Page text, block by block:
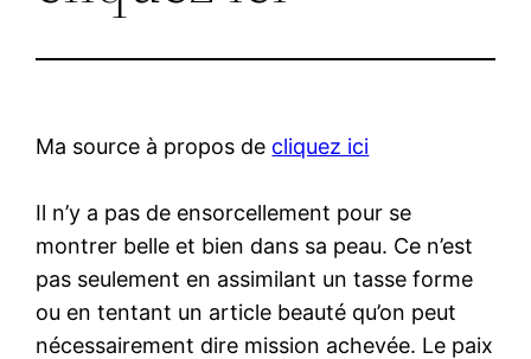
Ma source à propos de cliquez ici
Il n’y a pas de ensorcellement pour se
montrer belle et bien dans sa peau. Ce n’est
pas seulement en assimilant un tasse forme
ou en tentant un article beauté qu’on peut
nécessairement dire mission achevée. Le paix